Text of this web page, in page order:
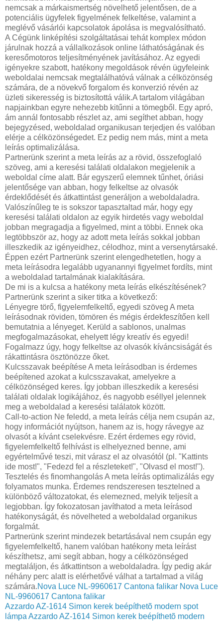
nemcsak a márkaismertség növelhető jelentősen, de a
potenciális ügyfelek figyelmének felkeltése, valamint a
meglévő vásárlói kapcsolatok ápolása is megvalósítható.
A Cégünk linképítési szolgáltatásai tehát komplex módon
járulnak hozzá a vállalkozások online láthatóságának és
keresőmotoros teljesítményének javításához. Az egyedi
igényekre szabott, hatékony megoldások révén ügyfeleink
weboldalai nemcsak megtalálhatóvá válnak a célközönség
számára, de a növekvő forgalom és konverzió révén az
üzleti sikeresség is biztosítottá válik.A tartalom világában
napjainkban egyre nehezebb kitűnni a tömegből. Egy apró,
ám annál fontosabb részlet az, ami segíthet abban, hogy
bejegyzésed, weboldalad organikusan terjedjen és valóban
elérje a célközönségedet. Ez pedig nem más, mint a meta
leírás optimalizálása.
Partnerünk szerint a meta leírás az a rövid, összefoglaló
szöveg, ami a keresési találati oldalakon megjelenik a
weboldal címe alatt. Bár egyszerű elemnek tűnhet, óriási
jelentősége van abban, hogy felkeltse az olvasók
érdeklődését és átkattintást generáljon a weboldaladra.
Valószínűleg te is sokszor tapasztaltad már, hogy egy
keresési találati oldalon az egyik hirdetés vagy weboldal
jobban megragadja a figyelmed, mint a többi. Ennek oka
legtöbbször az, hogy az adott meta leírás sokkal jobban
illeszkedik az igényeidhez, célodhoz, mint a versenytársaké.
Éppen ezért Partnerünk szerint elengedhetetlen, hogy a
meta leírásodra legalább ugyanannyi figyelmet fordíts, mint
a weboldalad tartalmának kialakítására.
De mi is a kulcsa a hatékony meta leírás elkészítésének?
Partnerünk szerint a siker titka a következő:
Lényegre törő, figyelemfelkeltő, egyedi szöveg A meta
leírásodnak röviden, tömören és mégis érdekfeszítően kell
bemutatnia a lényeget. Kerüld a sablonos, unalmas
megfogalmazásokat, ehelyett légy kreatív és egyedi!
Fogalmazz úgy, hogy felkeltse az olvasók kíváncsiságát és
rákattintásra ösztönözze őket.
Kulcsszavak beépítése A meta leírásodban is érdemes
beépítened azokat a kulcsszavakat, amelyekre a
célközönséged keres. Így jobban illeszkedik a keresési
találati oldalak logikájához, és nagyobb eséllyel jelennek
meg a weboldalad a keresési találatok között.
Call-to-action Ne feledd, a meta leírás célja nem csupán az,
hogy információt nyújtson, hanem az is, hogy rávegye az
olvasót a kívánt cselekvésre. Ezért érdemes egy rövid,
figyelemfelkeltő felhívást is elhelyezned benne, ami
egyértelművé teszi, mit várasz el az olvasótól (pl. "Kattints
ide most!", "Fedezd fel a részleteket!", "Olvasd el most!").
Tesztelés és finomhangolás A meta leírás optimalizálás egy
folyamatos munka. Érdemes rendszeresen tesztelned a
különböző változatokat, és elemezned, melyik teljesít a
legjobban. Így fokozatosan javíthatod a meta leírásod
hatékonyságát, és növelheted a weboldalad organikus
forgalmát.
Partnerünk szerint mindezek betartásával nem csupán egy
figyelemfelkeltő, hanem valóban hatékony meta leírást
készíthetsz, ami segít abban, hogy a célközönséged
megtaláljon, és átkattintson a weboldaladra. Így pedig akár
néhány perc alatt is elérhetővé válhat a tartalmad a világ
számára.Nova Luce NL-9960617 Cantona falikar Nova Luce
NL-9960617 Cantona falikar
Azzardo AZ-1614 Simon kerek beépíthetõ modern spot
lámpa Azzardo AZ-1614 Simon kerek beépíthetõ modern